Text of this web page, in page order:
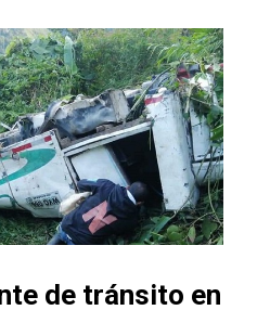
de tránsito en